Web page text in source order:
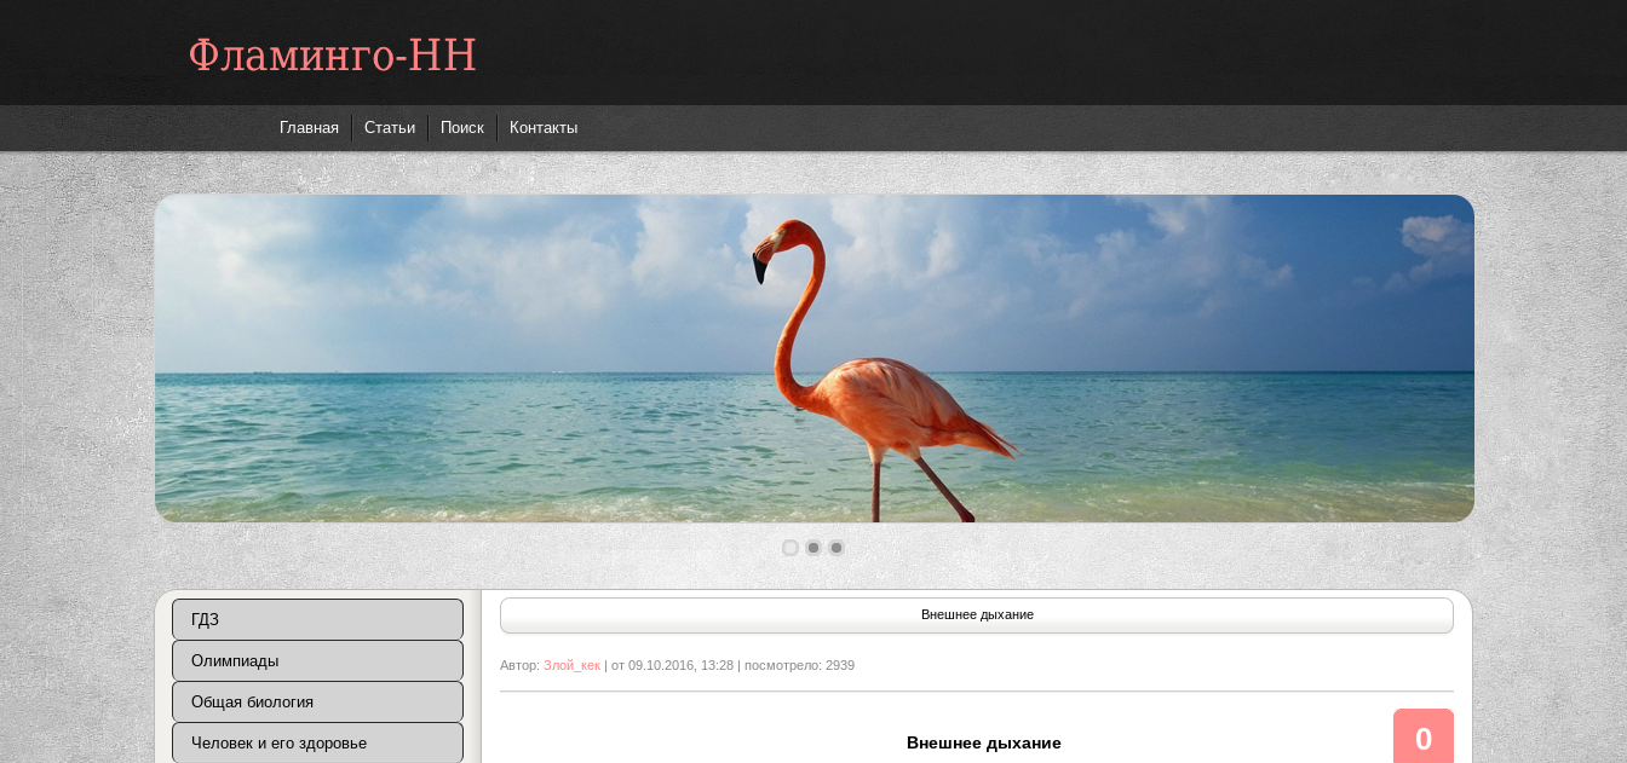
Главная Статьи Поиск Контакты
2 3
Внешнее дыхание
Автор: Злой_кек | от 09.10.2016, 13:28 | посмотрело: 2939
0
Внешнее дыхание
ГДЗ
Олимпиады
Общая биология
Человек и его здоровье